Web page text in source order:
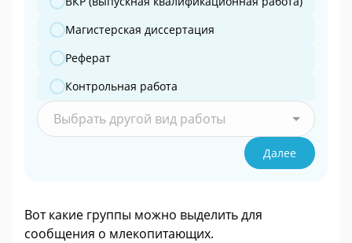
Магистерская диссертация
Реферат
Контрольная работа
Выбрать другой вид работы
Далее
Вот какие группы можно выделить для
сообщения о млекопитающих.